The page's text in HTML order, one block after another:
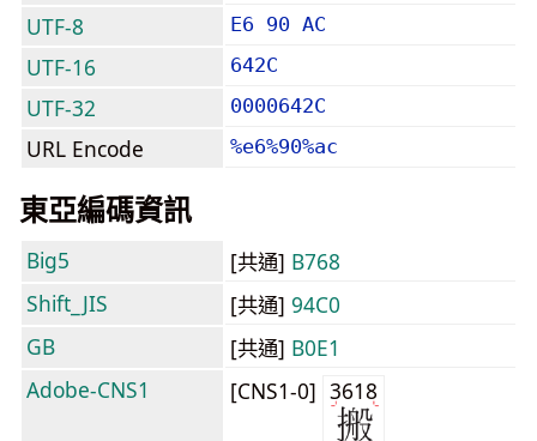
UTF-8 E6 90 AC
UTF-16 642C
UTF-32 0000642C
URL Encode %e6%90%ac
東亞編碼資訊
Big5 [共通] B768
Shift_JIS
[共通] 94C0
GB
[共通] B0E1
Adobe-CNS1
[CNS1-0] 3618